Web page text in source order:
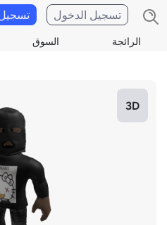
الرائجة السوق
تسجيل الدخول
3D